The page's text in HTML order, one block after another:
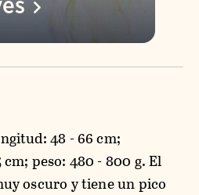
48 - 66 cm;
peso: 480 - 800 g. El
oscuro y tiene un pico